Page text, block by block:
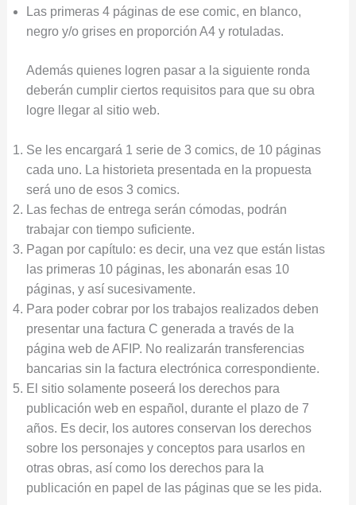
Las primeras 4 páginas de ese comic, en blanco,
negro y/o grises en proporción A4 y rotuladas.
Además quienes logren pasar a la siguiente ronda
deberán cumplir ciertos requisitos para que su obra
logre llegar al sitio web.
Se les encargará 1 serie de 3 comics, de 10 páginas
cada uno. La historieta presentada en la propuesta
será uno de esos 3 comics.
Las fechas de entrega serán cómodas, podrán
trabajar con tiempo suficiente.
Pagan por capítulo: es decir, una vez que están listas
las primeras 10 páginas, les abonarán esas 10
páginas, y así sucesivamente.
Para poder cobrar por los trabajos realizados deben
presentar una factura C generada a través de la
página web de AFIP. No realizarán transferencias
bancarias sin la factura electrónica correspondiente.
El sitio solamente poseerá los derechos para
publicación web en español, durante el plazo de 7
años. Es decir, los autores conservan los derechos
sobre los personajes y conceptos para usarlos en
otras obras, así como los derechos para la
publicación en papel de las páginas que se les pida.